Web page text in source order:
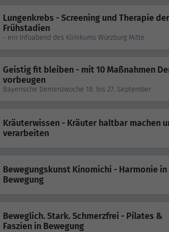
Lungenkrebs - Screening und Therapie der
Frühstadien
- ein Infoabend des Klinikums Würzburg Mitte
Geistig fit bleiben - mit 10 Maßnahmen
vorbeugen
Bayerische Demenzwoche 18. bis 27. September
Kräuterwissen - Kräuter haltbar machen
verarbeiten
Bewegungskunst Kinomichi - Harmonie in
Bewegung
Beweglich. Stark. Schmerzfrei - Pilates &
Faszien in Bewegung